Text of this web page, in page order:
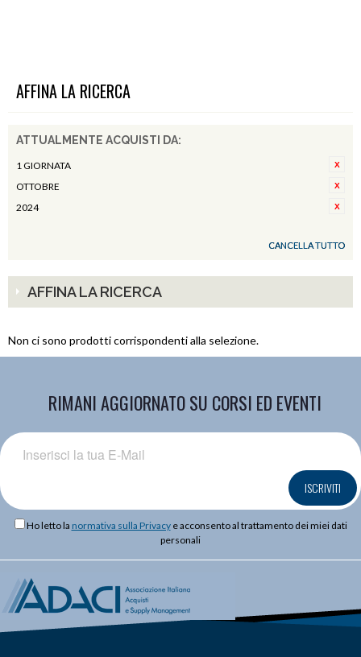
AFFINA LA RICERCA
ATTUALMENTE ACQUISTI DA:
1 GIORNATA
OTTOBRE
2024
CANCELLA TUTTO
AFFINA LA RICERCA
Non ci sono prodotti corrispondenti alla selezione.
RIMANI AGGIORNATO SU CORSI ED EVENTI
ISCRIVITI
Ho letto la normativa sulla Privacye acconsento al trattamento dei miei dati
personali